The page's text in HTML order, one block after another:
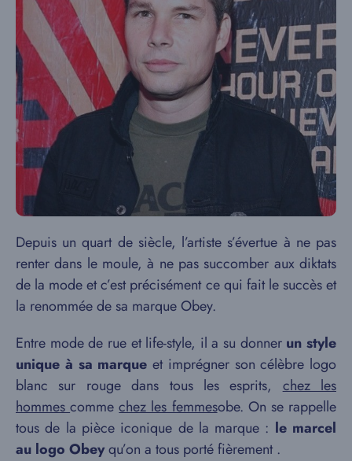
Depuis un quart de siècle, l’artiste s’évertue à ne pas
renter dans le moule, à ne pas succomber aux diktats
de la mode et c’est précisément ce qui fait le succès et
la renommée de sa marque Obey.
Entre mode de rue et life-style, il a su donner un style
unique à sa marque et imprégner son célèbre logo
blanc sur rouge dans tous les esprits,chez les
hommescommechez les femmesobe. On se rappelle
tous de la pièce iconique de la marque : le marcel
au logo Obeyqu’on a tous porté fièrement .